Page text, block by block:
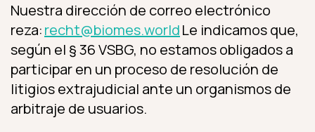
Nuestra dirección de correo electrónico
reza:recht@biomes.worldLe indicamos que,
según el § 36 VSBG, no estamos obligados a
participar en un proceso de resolución de
litigios extrajudicial ante un organismos de
arbitraje de usuarios.